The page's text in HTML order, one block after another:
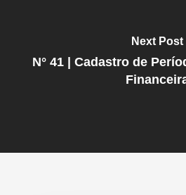
Next Post
N° 41 | Cadastro de